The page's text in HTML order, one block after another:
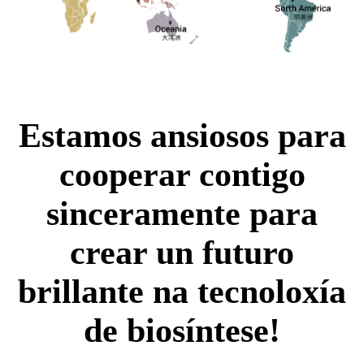
Estamos ansiosos para
cooperar contigo
sinceramente para
crear un futuro
brillante na tecnoloxía
de biosíntese!